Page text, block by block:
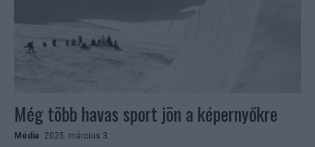
Még több havas sport jön a képernyőkre
Média 2025. március 3.